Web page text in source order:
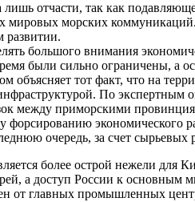
отчасти, так как
мировых морских
развитии.
большого внимания
были сильно ограничены, а
тот факт, что на
По
между приморскими
экономического
очередь, за счет
более острой нежели
а доступ России к
от главных промышленных